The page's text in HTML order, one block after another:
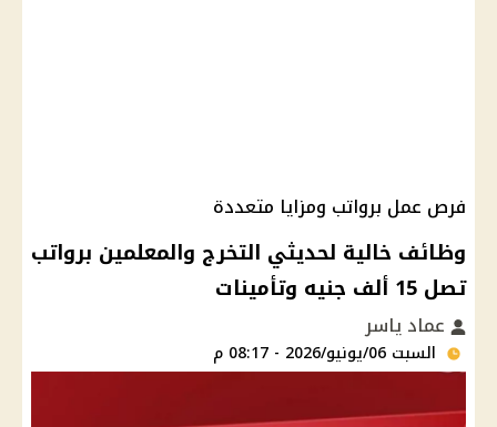
فرص عمل برواتب ومزايا متعددة
وظائف خالية لحديثي التخرج والمعلمين برواتب
تصل 15 ألف جنيه وتأمينات
عماد ياسر
السبت 06/يونيو/2026 - 08:17 م